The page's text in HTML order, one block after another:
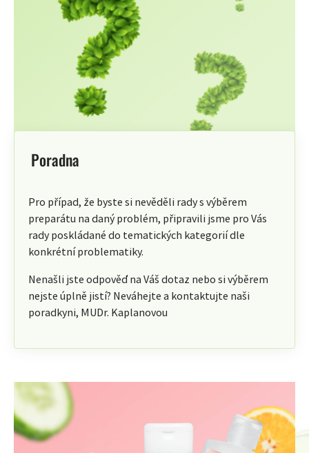
Poradna
Pro případ, že byste si nevěděli rady s výběrem
preparátu na daný problém, připravili jsme pro Vás
rady poskládané do tematických kategorií dle
konkrétní problematiky.
Nenašli jste odpověď na Váš dotaz nebo si výběrem
nejste úplně jistí? Neváhejte a kontaktujte naši
poradkyni, MUDr. Kaplanovou